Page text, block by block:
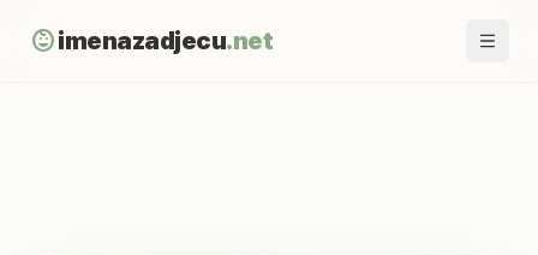
child_careimenazadjecu.net